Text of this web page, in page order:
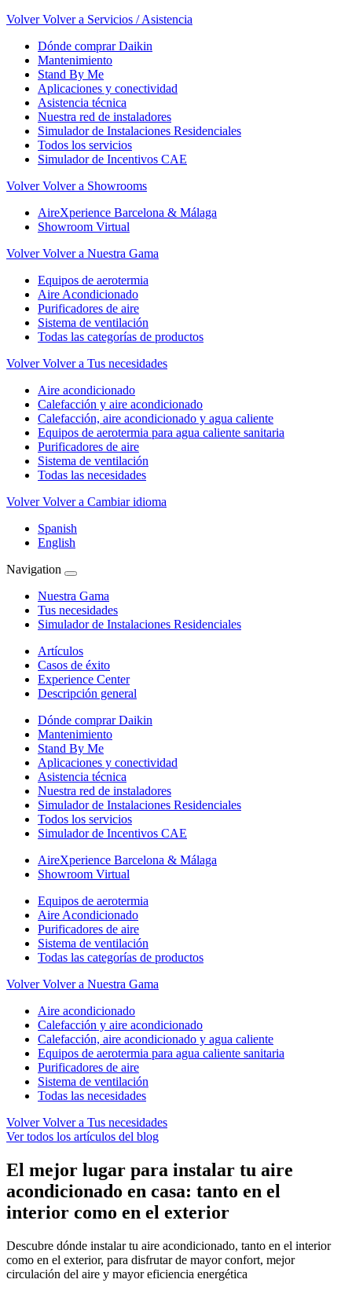
Volver Volver a Servicios / Asistencia
Dónde comprar Daikin
Mantenimiento
Stand By Me
Aplicaciones y conectividad
Asistencia técnica
Nuestra red de instaladores
Simulador de Instalaciones Residenciales
Todos los servicios
Simulador de Incentivos CAE
Volver Volver a Showrooms
AireXperience Barcelona & Málaga
Showroom Virtual
Volver Volver a Nuestra Gama
Equipos de aerotermia
Aire Acondicionado
Purificadores de aire
Sistema de ventilación
Todas las categorías de productos
Volver Volver a Tus necesidades
Aire acondicionado
Calefacción y aire acondicionado
Calefacción, aire acondicionado y agua caliente
Equipos de aerotermia para agua caliente sanitaria
Purificadores de aire
Sistema de ventilación
Todas las necesidades
Volver Volver a Cambiar idioma
Spanish
English
Navigation
Nuestra Gama
Tus necesidades
Simulador de Instalaciones Residenciales
Artículos
Casos de éxito
Experience Center
Descripción general
Dónde comprar Daikin
Mantenimiento
Stand By Me
Aplicaciones y conectividad
Asistencia técnica
Nuestra red de instaladores
Simulador de Instalaciones Residenciales
Todos los servicios
Simulador de Incentivos CAE
AireXperience Barcelona & Málaga
Showroom Virtual
Equipos de aerotermia
Aire Acondicionado
Purificadores de aire
Sistema de ventilación
Todas las categorías de productos
Volver Volver a Nuestra Gama
Aire acondicionado
Calefacción y aire acondicionado
Calefacción, aire acondicionado y agua caliente
Equipos de aerotermia para agua caliente sanitaria
Purificadores de aire
Sistema de ventilación
Todas las necesidades
Volver Volver a Tus necesidades
Ver todos los artículos del blog
El mejor lugar para instalar tu aire
acondicionado en casa: tanto en el
interior como en el exterior
Descubre dónde instalar tu aire acondicionado, tanto en el interior
como en el exterior, para disfrutar de mayor confort, mejor
circulación del aire y mayor eficiencia energética